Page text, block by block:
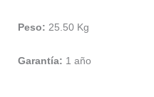
Peso: 25.50 Kg
Garantía: 1 año